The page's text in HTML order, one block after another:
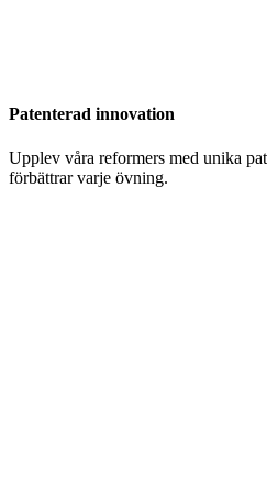
Patenterad innovation
Upplev våra reformers med unika
förbättrar varje övning.